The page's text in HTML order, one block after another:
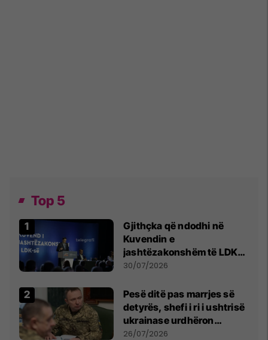
Top 5
Gjithçka që ndodhi në
Kuvendin e
jashtëzakonshëm të LDK-
së
30/07/2026
Pesë ditë pas marrjes së
detyrës, shefi i ri i ushtrisë
ukrainase urdhëron
kontroll të madh
26/07/2026